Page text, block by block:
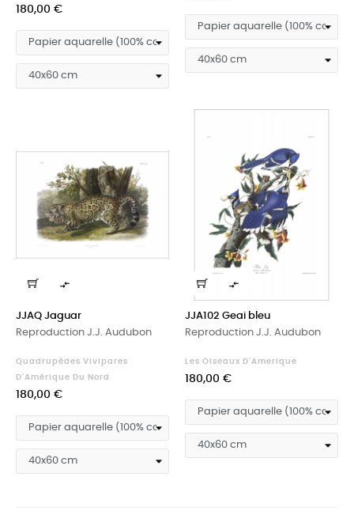
Prix
180,00 €

JJAQ Jaguar
Reproduction J.J. Audubon
Quadrupèdes Vivipares
D'Amérique Du Nord
Prix
180,00 €

JJA102 Geai bleu
Reproduction J.J. Audubon
Les Oiseaux D'Amerique
Prix
180,00 €